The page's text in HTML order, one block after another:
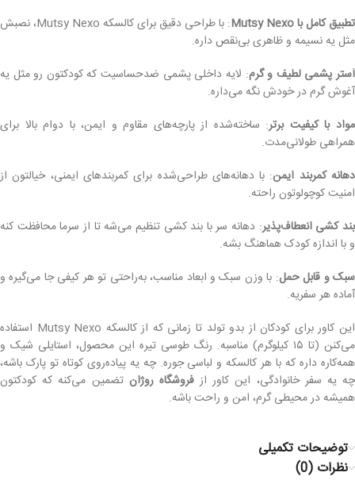
تطبیق کامل با Mutsy Nexo
: با طراحی دقیق برای کالسکه Mutsy Nexo، نصبش
مثل یه نسیمه و ظاهری بی‌نقص داره.
آستر پشمی لطیف و گرم: لایه داخلی پشمی ضدحساسیت که کودکتون رو مثل یه
آغوش گرم در خودش نگه می‌داره.
مواد با کیفیت برتر: ساخته‌شده از پارچه‌های مقاوم و ایمن، با دوام بالا برای
همراهی طولانی‌مدت.
دهانه کمربند ایمن: با دهانه‌های طراحی‌شده برای کمربندهای ایمنی، خیالتون از
امنیت کوچولوتون راحته.
بند کشی انعطاف‌پذیر: دهانه سر با بند کشی تنظیم می‌شه تا از سرما محافظت کنه
و با اندازه کودک هماهنگ بشه.
سبک و قابل حمل: با وزن سبک و ابعاد مناسب، به‌راحتی تو هر کیفی جا می‌گیره و
آماده هر سفریه.
این کاور برای کودکان از بدو تولد تا زمانی که از کالسکه Mutsy Nexo استفاده
می‌کنن (تا ۱۵ کیلوگرم) مناسبه. رنگ طوسی تیره این محصول، استایلی شیک و
همه‌کاره داره که با هر کالسکه و لباسی جوره. چه یه پیاده‌روی کوتاه تو پارک باشه،
چه یه سفر خانوادگی، این کاور ازفروشگاه روژان تضمین می‌کنه که کودکتون
همیشه در محیطی گرم، امن و راحت باشه.
توضیحات تکمیلی
نظرات (0)